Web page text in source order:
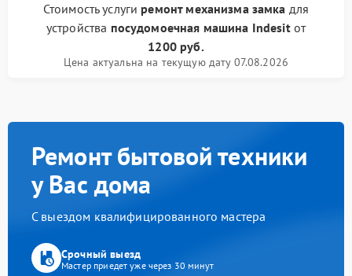
Стоимость услуги ремонт механизма замка для
устройства посудомоечная машина Indesitот
1200 руб.
Цена актуальна на текущую дату 07.08.2026
Ремонт бытовой техники
у Вас дома
С выездом квалифицированного мастера
Срочный выезд
Мастер приедет уже через 30 минут